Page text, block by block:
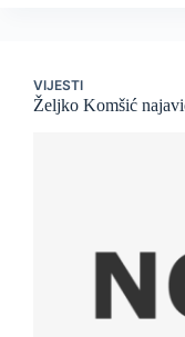
VIJESTI
Željko Komšić